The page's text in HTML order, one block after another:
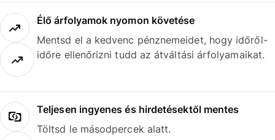
Élő árfolyamok nyomon követése
Mentsd el a kedvenc pénznemeidet, hogy időről-
időre ellenőrizni tudd az átváltási árfolyamaikat.
Teljesen ingyenes és hirdetésektől mentes
Töltsd le másodpercek alatt.